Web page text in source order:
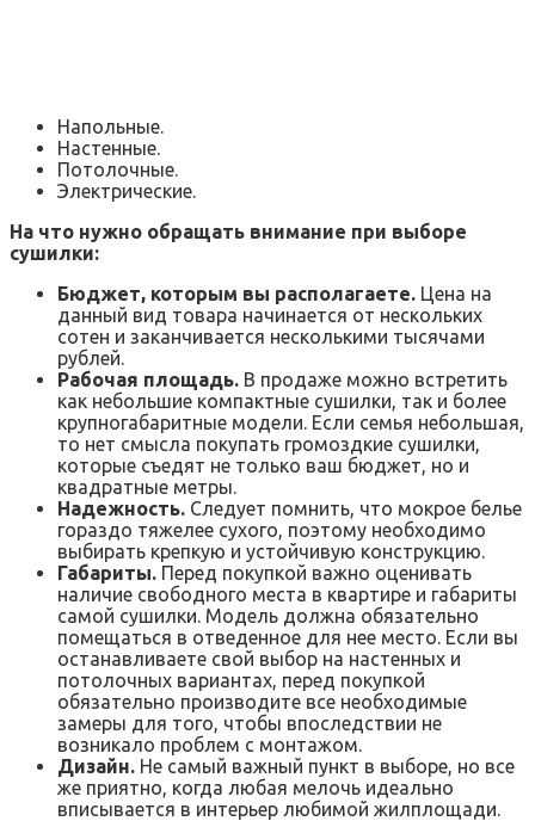
Напольные.
Настенные.
Потолочные.
Электрические.
На что нужно обращать внимание при выборе
сушилки:
Бюджет, которым вы располагаете. Цена на
данный вид товара начинается от нескольких
сотен и заканчивается несколькими тысячами
рублей.
Рабочая площадь. В продаже можно встретить
как небольшие компактные сушилки, так и более
крупногабаритные модели. Если семья небольшая,
то нет смысла покупать громоздкие сушилки,
которые съедят не только ваш бюджет, но и
квадратные метры.
Надежность. Следует помнить, что мокрое белье
гораздо тяжелее сухого, поэтому необходимо
выбирать крепкую и устойчивую конструкцию.
Габариты. Перед покупкой важно оценивать
наличие свободного места в квартире и габариты
самой сушилки. Модель должна обязательно
помещаться в отведенное для нее место. Если вы
останавливаете свой выбор на настенных и
потолочных вариантах, перед покупкой
обязательно производите все необходимые
замеры для того, чтобы впоследствии не
возникало проблем с монтажом.
Дизайн. Не самый важный пункт в выборе, но все
же приятно, когда любая мелочь идеально
вписывается в интерьер любимой жилплощади.